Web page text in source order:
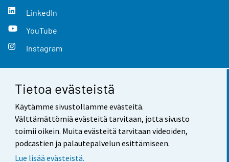
Tietoa evästeistä
Käytämme sivustollamme evästeitä.
Välttämättömiä evästeitä tarvitaan, jotta sivusto
toimii oikein. Muita evästeitä tarvitaan videoiden,
podcastien ja palautepalvelun esittämiseen.
Lue lisää evästeistä.
LinkedIn
YouTube
Instagram
Yhteystiedot
Palaute
Käyttöehdot